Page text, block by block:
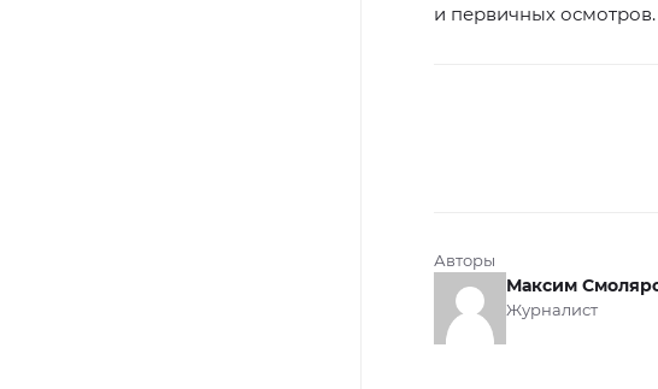
и первичных осмотров.
Авторы
Максим
Журналист